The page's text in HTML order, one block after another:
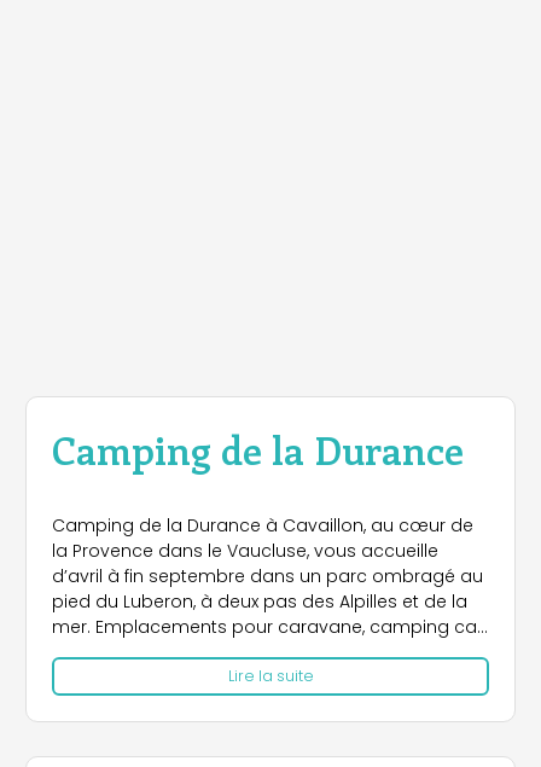
Camping de la Durance
Camping de la Durance à Cavaillon, au cœur de
la Provence dans le Vaucluse, vous accueille
d’avril à fin septembre dans un parc ombragé au
pied du Luberon, à deux pas des Alpilles et de la
mer. Emplacements pour caravane, camping car,
tente ou locations de vacance.
Sur place : Snack, terrains de boules, de basket et
de volley, Ping-Pong et aire de jeu. Animations
pendant les vacances scolaires d’été. Accès
gratuit à la piscine intercommunale et aux cours
Lire la suite